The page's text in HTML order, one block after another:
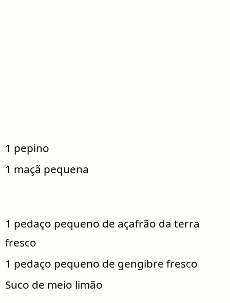
1 pepino
1 maçã pequena
1 pedaço pequeno de açafrão da terra
fresco
1 pedaço pequeno de gengibre fresco
Suco de meio limão